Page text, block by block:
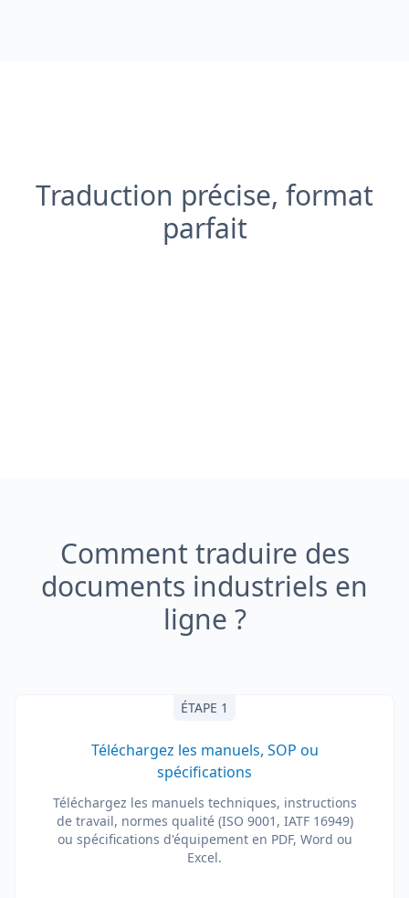
Traduction précise, format
parfait
Comment traduire des
documents industriels en
ligne ?
ÉTAPE 1
Téléchargez les manuels, SOP ou
spécifications
Téléchargez les manuels techniques, instructions
de travail, normes qualité (ISO 9001, IATF 16949)
ou spécifications d'équipement en PDF, Word ou
Excel.